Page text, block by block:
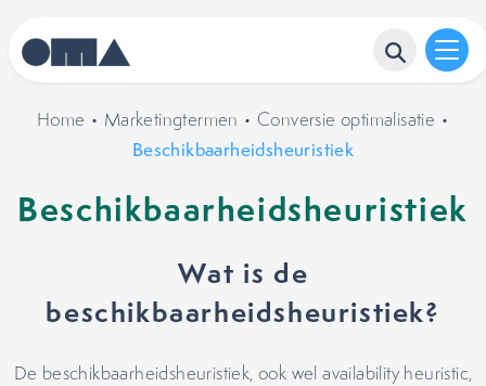
Home • Marketingtermen • Conversie optimalisatie •
Beschikbaarheidsheuristiek
Beschikbaarheidsheuristiek
Wat is de
beschikbaarheidsheuristiek?
De beschikbaarheidsheuristiek, ook wel availability heuristic,